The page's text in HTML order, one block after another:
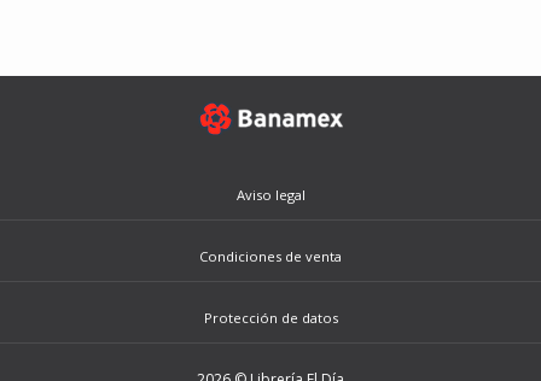
Aviso legal
Condiciones de venta
Protección de datos